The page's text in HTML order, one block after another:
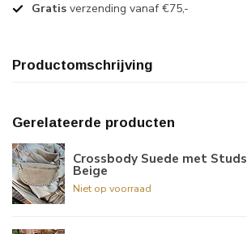
Gratis verzending vanaf €75,-
Productomschrijving
Gerelateerde producten
Crossbody Suede met Studs
Beige
Niet op voorraad